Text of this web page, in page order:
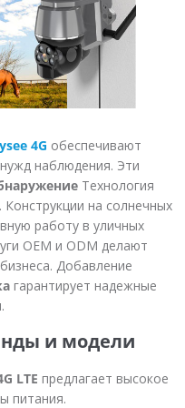
4G обеспечивают
наблюдения. Эти
Технология
на солнечных
работу в уличных
OEM и ODM делают
Добавление
гарантирует надежные
и модели
LTE предлагает высокое
питания.